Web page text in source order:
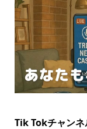
Tik Tokチャンネ